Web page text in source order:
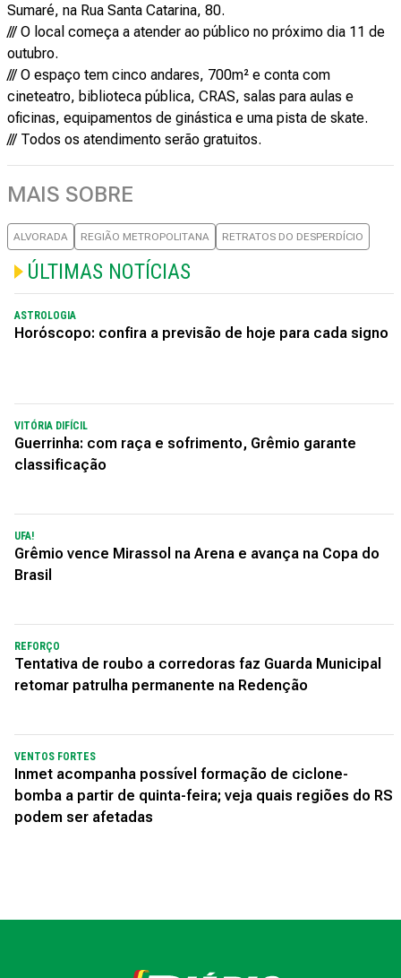
Sumaré, na Rua Santa Catarina, 80.
/// O local começa a atender ao público no próximo dia 11 de
outubro.
/// O espaço tem cinco andares, 700m² e conta com
cineteatro, biblioteca pública, CRAS, salas para aulas e
oficinas, equipamentos de ginástica e uma pista de skate.
/// Todos os atendimento serão gratuitos.
MAIS SOBRE
ALVORADA REGIÃO METROPOLITANA RETRATOS DO DESPERDÍCIO
ÚLTIMAS NOTÍCIAS
ASTROLOGIA
Horóscopo: confira a previsão de hoje para cada signo
VITÓRIA DIFÍCIL
Guerrinha: com raça e sofrimento, Grêmio garante
classificação
UFA!
Grêmio vence Mirassol na Arena e avança na Copa do
Brasil
REFORÇO
Tentativa de roubo a corredoras faz Guarda Municipal
retomar patrulha permanente na Redenção
VENTOS FORTES
Inmet acompanha possível formação de ciclone-
bomba a partir de quinta-feira; veja quais regiões do RS
podem ser afetadas